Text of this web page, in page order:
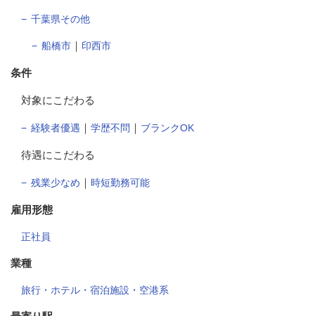
千葉県その他
船橋市 ｜ 印西市
条件
対象にこだわる
経験者優遇 ｜ 学歴不問 ｜ ブランクOK
待遇にこだわる
残業少なめ ｜ 時短勤務可能
雇用形態
正社員
業種
旅行・ホテル・宿泊施設・空港系